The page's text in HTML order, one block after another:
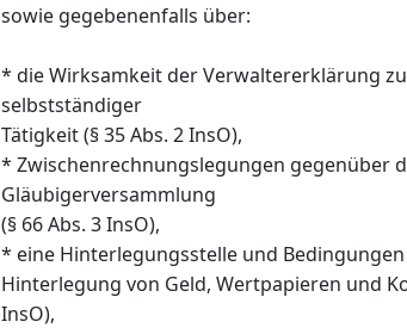
sowie gegebenenfalls über:
* die Wirksamkeit der Verwaltererklärung
selbstständiger
Tätigkeit (§ 35 Abs. 2 InsO),
* Zwischenrechnungslegungen gegenüber
Gläubigerversammlung
(§ 66 Abs. 3 InsO),
* eine Hinterlegungsstelle und
Hinterlegung von Geld, Wertpapieren und
InsO),